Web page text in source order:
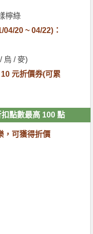
檸綠
20 ~ 04/22)：
烏 / 麥)
元折價券(可累
點數最高 100 點
，可獲得折價